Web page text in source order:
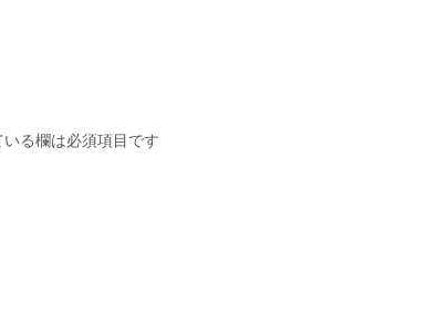
いる欄は必須項目です